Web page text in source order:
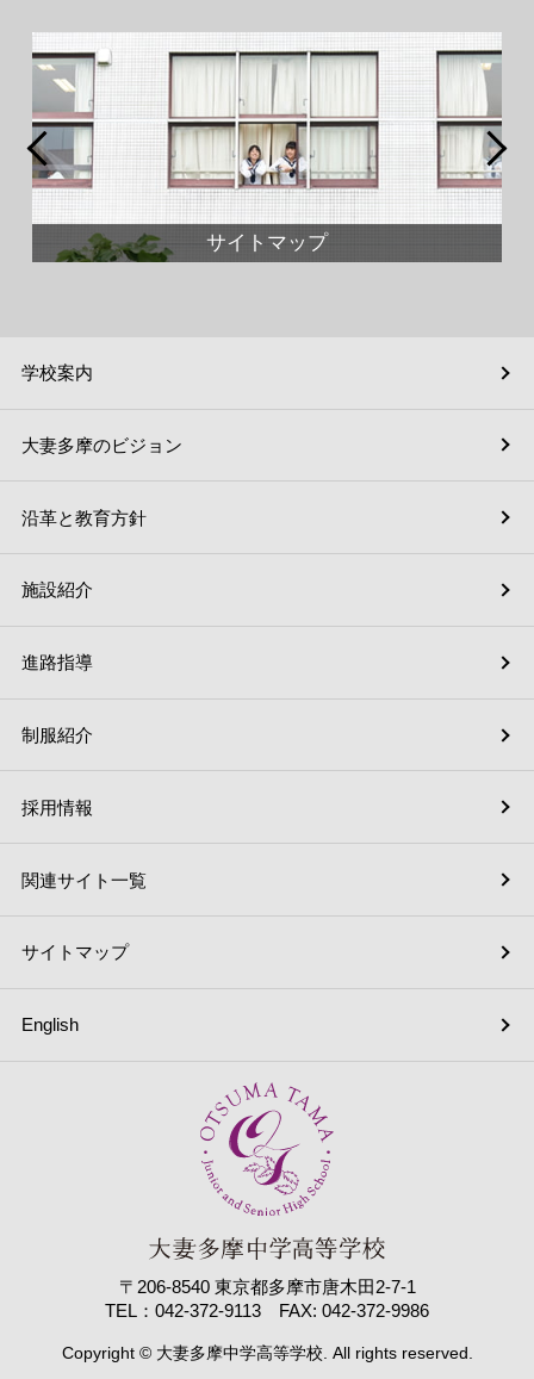
サイトマップ
学校案内
施設紹介
採用情報
English
大妻多摩のビジョン
進路指導
関連サイト一覧
沿革と教育方針
制服紹介
サイトマップ
〒206-8540 東京都多摩市唐木田2-7-1
TEL：042-372-9113 FAX: 042-372-9986
Copyright © 大妻多摩中学高等学校. All rights reserved.